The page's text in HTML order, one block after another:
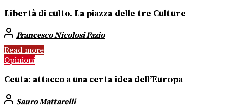
Libertà di culto. La piazza delle tre Culture
Francesco Nicolosi Fazio
Read more
Opinioni
Ceuta: attacco a una certa idea dell’Europa
Sauro Mattarelli